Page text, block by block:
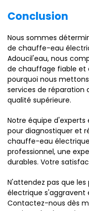
Conclusion
Nous sommes
de chauffe-eau
Adoucil'eau, nous
de chauffage fiable et
pourquoi nous
services de
qualité supérieure.
Notre équipe
pour diagnostiquer et
chauffe-eau
professionnel, une
durables. Votre
N'attendez pas que
électrique
Contactez-nous dès